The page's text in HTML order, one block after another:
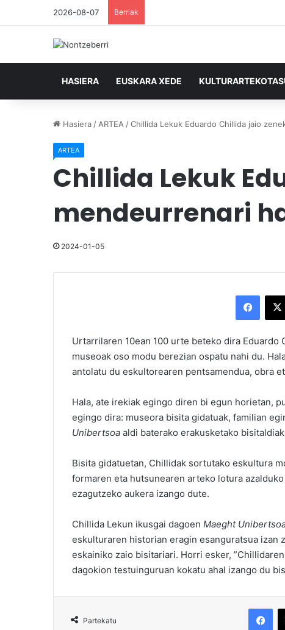
2026-08-07 Berriak
HASIERA EUSKARA XEDE
Hasiera / ARTEA /Chillida Lekuk Eduardo Chillida jaio
ARTEA
Chillida Lekuk
mendeurrenari
2024-01-05
Urtarrilaren 10ean 100 urte beteko dira Eduardo
museoak oso modu berezian ospatu nahi du.
antolatu du eskultorearen pentsamendua, obra
Hala, ate irekiak egingo diren bi egun horietan,
egingo dira: museora bisita gidatuak, familian
Unibertsoa aldi baterako erakusketako
Bisita gidatuetan, Chillidak sortutako eskultura
formaren eta hutsunearen arteko lotura
ezagutzeko aukera izango dute.
Chillida Lekun ikusgai dagoen Maeght
eskulturaren historian eragin esanguratsua
eskainiko zaio bisitariari. Horri esker,
dagokion testuinguruan kokatu ahal izango du
Partekatu